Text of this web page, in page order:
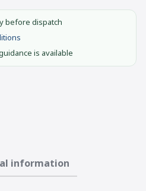
before dispatch
is available
information